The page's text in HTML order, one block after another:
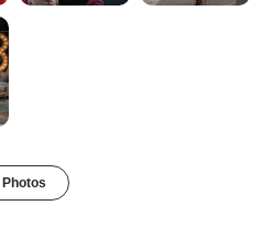
Photos